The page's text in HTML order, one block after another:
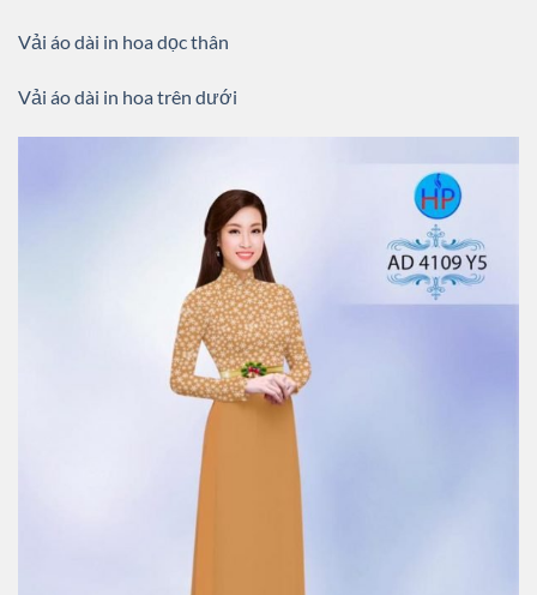
Vải áo dài in hoa dọc thân
Vải áo dài in hoa trên dưới